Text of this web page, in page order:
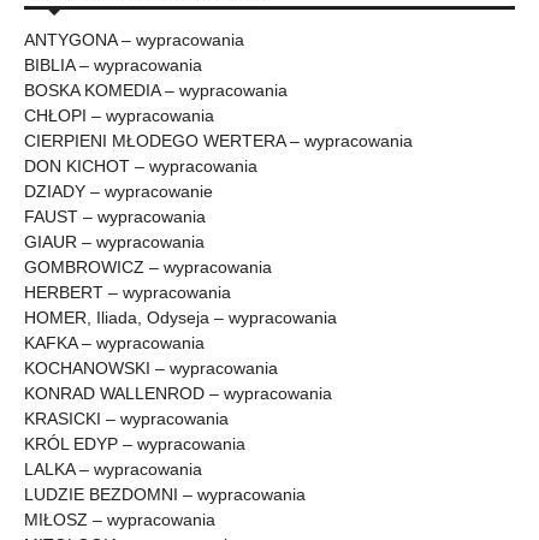
ANTYGONA – wypracowania
BIBLIA – wypracowania
BOSKA KOMEDIA – wypracowania
CHŁOPI – wypracowania
CIERPIENI MŁODEGO WERTERA – wypracowania
DON KICHOT – wypracowania
DZIADY – wypracowanie
FAUST – wypracowania
GIAUR – wypracowania
GOMBROWICZ – wypracowania
HERBERT – wypracowania
HOMER, Iliada, Odyseja – wypracowania
KAFKA – wypracowania
KOCHANOWSKI – wypracowania
KONRAD WALLENROD – wypracowania
KRASICKI – wypracowania
KRÓL EDYP – wypracowania
LALKA – wypracowania
LUDZIE BEZDOMNI – wypracowania
MIŁOSZ – wypracowania